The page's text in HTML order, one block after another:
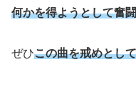
何かを得ようとして奮
ぜひこの曲を戒めとして